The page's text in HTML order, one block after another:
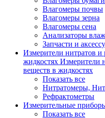
Влагомеры почвы
Влагомеры зерна
Влагомеры сена
Анализаторы
Запчасти и
Измерители нитратов и
жидкостях Измерители
веществ в жидкостях
Показать все
Нитратомеры,
Рефрактометры
Измерительные
Показать все